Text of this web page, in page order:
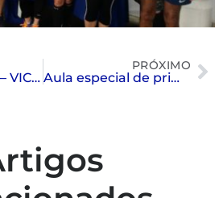
Tênis Veteranos – VICE-CAMPEÕES – cat. 4M3 – Interclubes
PRÓXIMO
Aula especial de primavera